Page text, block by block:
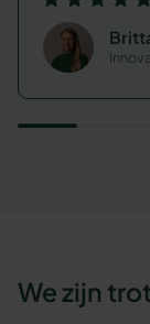
We zijn